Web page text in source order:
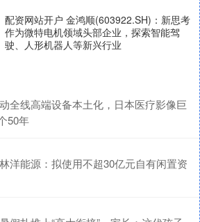
配资网站开户 金鸿顺(603922.SH)：新思考
作为微特电机领域头部企业，探索智能驾
驶、人形机器人等新兴行业
全线高端设备本土化，日本医疗影像巨
50年
洋能源：拟使用不超30亿元自有闲置资